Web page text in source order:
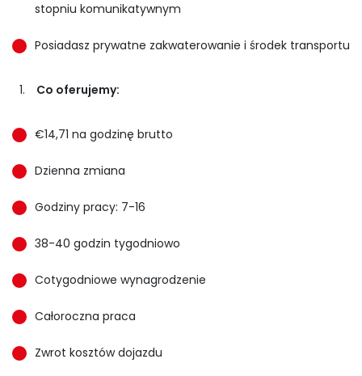
stopniu komunikatywnym
Posiadasz prywatne zakwaterowanie i środek transportu
Co oferujemy:
€14,71 na godzinę brutto
Dzienna zmiana
Godziny pracy: 7-16
38-40 godzin tygodniowo
Cotygodniowe wynagrodzenie
Całoroczna praca
Zwrot kosztów dojazdu